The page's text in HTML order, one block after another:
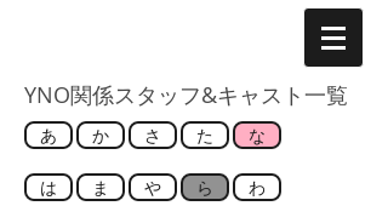
YNO関係スタッフ&キャスト一覧
あ か さ た な
は ま や ら わ